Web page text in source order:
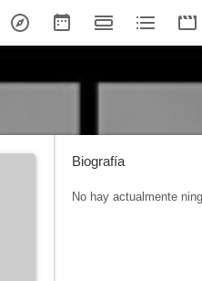
Biografía
No hay actualmente